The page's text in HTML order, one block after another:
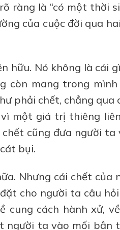
ràng là “có một thời
của cuộc đời qua
hữu. Nó không là cái
còn mang trong
phải chết, chẳng qua
một giá trị thiêng
cũng đưa người
bụi.
Nhưng cái chết của
cho người ta câu
cung cách hành xử,
người ta vào mối bận